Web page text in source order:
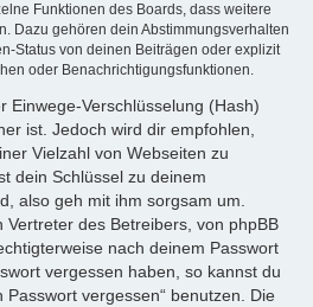
Funktionen des Boards, dass weitere
Dazu gehören dein Abstimmungsverhalten
Status von deinen Beiträgen oder explizit
oder Benachrichtigungsfunktionen.
Einwege-Verschlüsselung (Hash)
ist. Jedoch wird dir empfohlen,
Vielzahl von Webseiten zu
dein Schlüssel zu deinem
also geh mit ihm sorgsam um.
Vertreter des Betreibers, von phpBB
nach deinem Passwort
vergessen haben, so kannst du
vergessen“ benutzen. Die